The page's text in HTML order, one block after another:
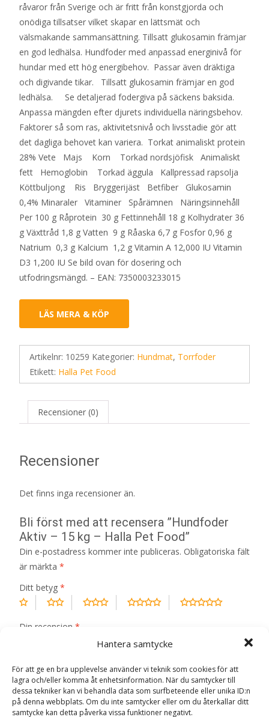
Hantera samtycke
För att ge en bra upplevelse använder vi teknik som cookies för att
lagra och/eller komma åt enhetsinformation. När du samtycker till
dessa tekniker kan vi behandla data som surfbeteende eller unika ID:n
på denna webbplats. Om du inte samtycker eller om du återkallar ditt
samtycke kan detta påverka vissa funktioner negativt.
råvaror från Sverige och är fritt från konstgjorda och
onödiga tillsatser vilket skapar en lättsmät och
välsmakande sammansättning. Tillsatt glukosamin främjar
en god ledhälsa. Hundfoder med anpassad energinivå för
hundar med ett hög energibehov. Passar även dräktiga
och digivande tikar. Tillsatt glukosamin främjar en god
ledhälsa. Se detaljerad fodergiva på säckens baksida.
Anpassa mängden efter djurets individuella näringsbehov.
Faktorer så som ras, aktivitetsnivå och livsstadie gör att
det dagliga behovet kan variera. Torkat animaliskt protein
28% Vete Majs Korn Torkad nordsjöfisk Animaliskt
fett Hemoglobin Torkad äggula Kallpressad rapsolja
Köttbuljong Ris Bryggerijäst Betfiber Glukosamin
0,4% Minaraler Vitaminer Spårämnen Näringsinnehåll
Per 100 g Råprotein 30 g Fettinnehåll 18 g Kolhydrater 36
g Växttråd 1,8 g Vatten 9 g Råaska 6,7 g Fosfor 0,96 g
Natrium 0,3 g Kalcium 1,2 g Vitamin A 12,000 IU Vitamin
D3 1,200 IU Se bild ovan för dosering och
utfodringsmängd. – EAN: 7350003233015
LÄS MERA & KÖP
Artikelnr: 10259 Kategorier: Hundmat, Torrfoder
Etikett: Halla Pet Food
Recensioner (0)
Recensioner
Det finns inga recensioner än.
Bli först med att recensera ”Hundfoder
Aktiv – 15 kg – Halla Pet Food”
Din e-postadress kommer inte publiceras. Obligatoriska fält
är märkta *
Ditt betyg *
Din recension *
Namn *